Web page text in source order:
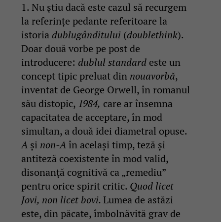
1. Nu știu dacă este cazul să recurgem
la referințe pedante referitoare la
istoria dublugânditului (doublethink).
Doar două vorbe pe post de
introducere: dublul standard este un
concept tipic preluat din nouavorbă,
inventat de George Orwell, în romanul
său distopic, 1984, care ar însemna
capacitatea de acceptare, în mod
simultan, a două idei diametral opuse.
A și non-Aîn același timp, teză și
antiteză coexistente în mod valid,
disonanță cognitivă ca „remediu”
pentru orice spirit critic. Quod licet
Jovi, non licet bovi.Lumea de astăzi
este, din păcate, îmbolnăvită grav de